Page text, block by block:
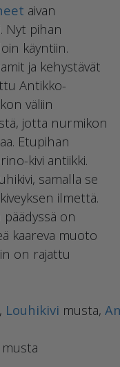
aivan
Nyt pihan
käyntiin.
ja kehystävät
Antikko-
väliin
jotta nurmikon
Etupihan
kivi antiikki.
samalla se
ilmettä.
on
kaareva muoto
on rajattu
Louhikivi musta,
musta